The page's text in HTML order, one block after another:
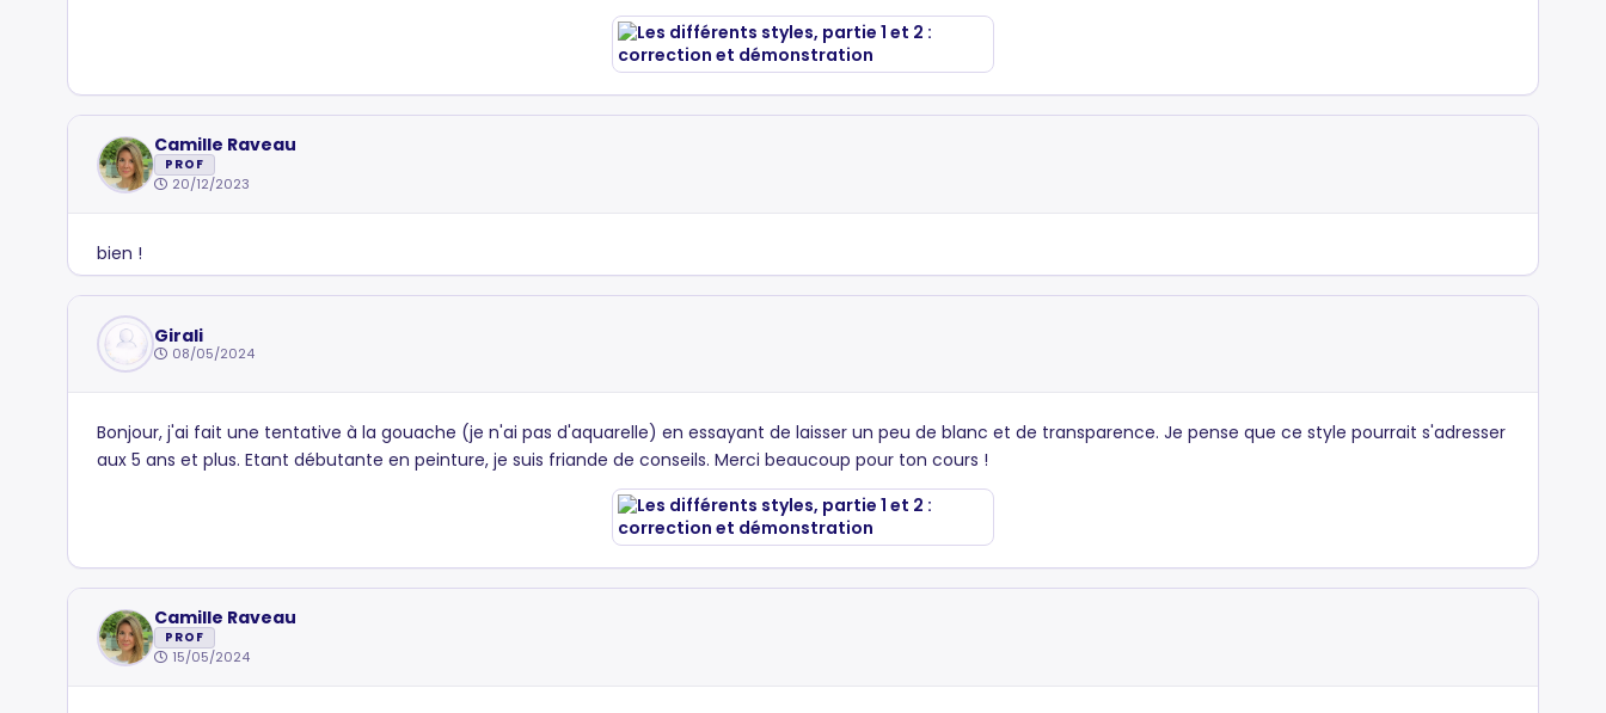
Camille Raveau
PROF
20/12/2023
bien !
Girali
08/05/2024
Bonjour, j'ai fait une tentative à la gouache (je n'ai pas d'aquarelle) en essayant de laisser un peu de blanc et de transparence. Je pense que ce style pourrait s'adresser
aux 5 ans et plus. Etant débutante en peinture, je suis friande de conseils. Merci beaucoup pour ton cours !
Camille Raveau
PROF
15/05/2024